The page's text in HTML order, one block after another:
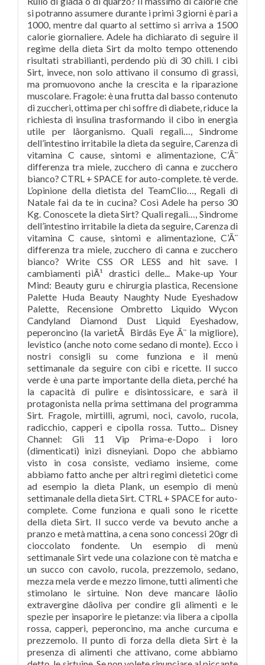
si potranno assumere durante i primi 3 giorni è pari a
1000, mentre dal quarto al settimo si arriva a 1500
calorie giornaliere. Adele ha dichiarato di seguire il
regime della dieta Sirt da molto tempo ottenendo
risultati strabilianti, perdendo più di 30 chili. I cibi
Sirt, invece, non solo attivano il consumo di grassi,
ma promuovono anche la crescita e la riparazione
muscolare. Fragole: è una frutta dal basso contenuto
di zuccheri, ottima per chi soffre di diabete, riduce la
richiesta di insulina trasformando il cibo in energia
utile per lâorganismo. Quali regali…, Sindrome
dell’intestino irritabile la dieta da seguire, Carenza di
vitamina C cause, sintomi e alimentazione, C’Ã¨
differenza tra miele, zucchero di canna e zucchero
bianco? CTRL + SPACE for auto-complete. tè verde.
L’opinione della dietista del TeamClio…, Regali di
Natale fai da te in cucina? Così Adele ha perso 30
Kg. Conoscete la dieta Sirt? Quali regali…, Sindrome
dell’intestino irritabile la dieta da seguire, Carenza di
vitamina C cause, sintomi e alimentazione, C’Ã¨
differenza tra miele, zucchero di canna e zucchero
bianco? Write CSS OR LESS and hit save. I
cambiamenti piÃ¹ drastici delle... Make-up Your
Mind: Beauty guru e chirurgia plastica, Recensione
Palette Huda Beauty Naughty Nude Eyeshadow
Palette, Recensione Ombretto Liquido Wycon
Candyland Diamond Dust Liquid Eyeshadow,
peperoncino (la varietÃ Birdâs Eye Ã¨ la migliore),
levistico (anche noto come sedano di monte). Ecco i
nostri consigli su come funziona e il menù
settimanale da seguire con cibi e ricette. Il succo
verde è una parte importante della dieta, perché ha
la capacità di pulire e disintossicare, e sarà il
protagonista nella prima settimana del programma
Sirt. Fragole, mirtilli, agrumi, noci, cavolo, rucola,
radicchio, capperi e cipolla rossa. Tutto... Disney
Channel: Gli 11 Vip Prima-e-Dopo i loro
(dimenticati) inizi disneyiani. Dopo che abbiamo
visto in cosa consiste, vediamo insieme, come
abbiamo fatto anche per altri regimi dietetici come
ad esempio la dieta Plank, un esempio di menù
settimanale della dieta Sirt. CTRL + SPACE for auto-
complete. Come funziona e quali sono le ricette
della dieta Sirt. Il succo verde va bevuto anche a
pranzo e metà mattina, a cena sono concessi 20gr di
cioccolato fondente. Un esempio di menù
settimanale Sirt vede una colazione con tè matcha e
un succo con cavolo, rucola, prezzemolo, sedano,
mezza mela verde e mezzo limone, tutti alimenti che
stimolano le sirtuine. Non deve mancare lâolio
extravergine dâoliva per condire gli alimenti e le
spezie per insaporire le pietanze: via libera a cipolla
rossa, capperi, peperoncino, ma anche curcuma e
prezzemolo. Il punto di forza della dieta Sirt è la
presenza di alimenti che attivano, come abbiamo